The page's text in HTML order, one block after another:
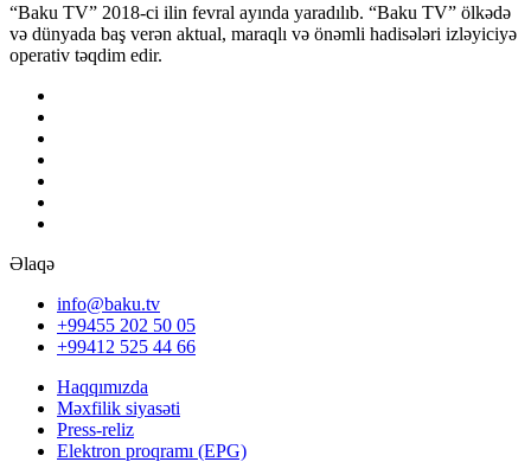
“Baku TV” 2018-ci ilin fevral ayında yaradılıb. “Baku TV” ölkədə
və dünyada baş verən aktual, maraqlı və önəmli hadisələri izləyiciyə
operativ təqdim edir.
Əlaqə
info@baku.tv
+99455 202 50 05
+99412 525 44 66
Haqqımızda
Məxfilik siyasəti
Press-reliz
Elektron proqramı (EPG)